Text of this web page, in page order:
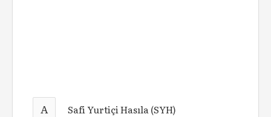
A Safi Yurtiçi Hasıla (SYH)